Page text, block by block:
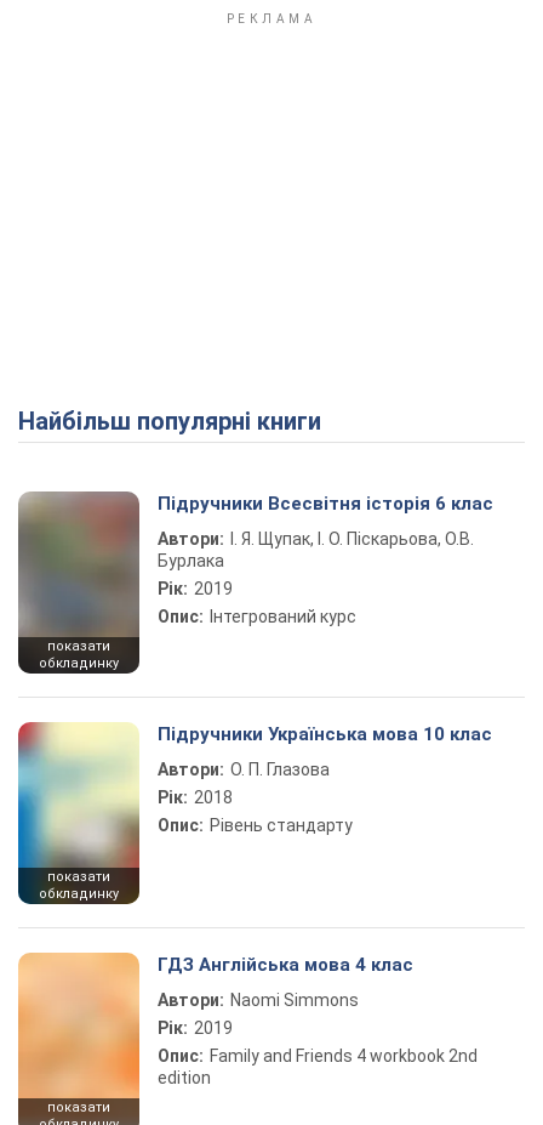
Найбільш популярні книги
показати
обкладинку
Підручники Всесвітня історія 6 клас
Автори:
І. Я. Щупак, І. О. Піскарьова, О.В.
Бурлака
Рік: 2019
Опис: Інтегрований курс
показати
обкладинку
Підручники Українська мова 10 клас
Автори: О. П. Глазова
Рік: 2018
Опис: Рівень стандарту
показати
ГДЗ Англійська мова 4 клас
Автори: Naomi Simmons
Рік: 2019
Опис: Family and Friends 4 workbook 2nd
edition